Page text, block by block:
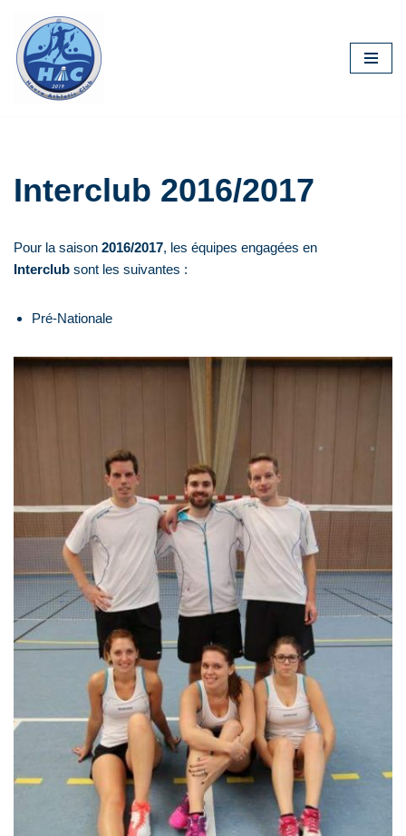
Aller
au
contenu
Interclub 2016/2017
Pour la saison 2016/2017, les équipes engagées en
Interclub sont les suivantes :
Pré-Nationale